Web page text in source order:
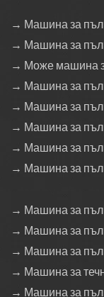
→ Машина за
→ Машина за
→ Може машина
→ Машина за
→ Машина за
→ Машина за
→ Машина за
→ Машина за
→ Машина за
→ Машина за
→ Машина за
→ Машина за
→ Машина за